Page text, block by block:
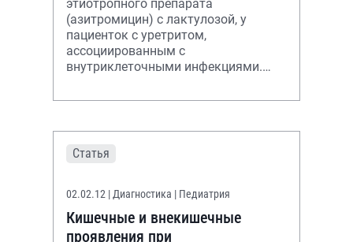
этиотропного препарата
(азитромицин) с лактулозой, у
пациенток с уретритом,
ассоциированным с
внутриклеточными инфекциями.
восстановление собственного
Статья
02.02.12 | Диагностика | Педиатрия
Кишечные и внекишечные
проявления при